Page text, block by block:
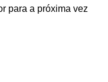
para a próxima vez